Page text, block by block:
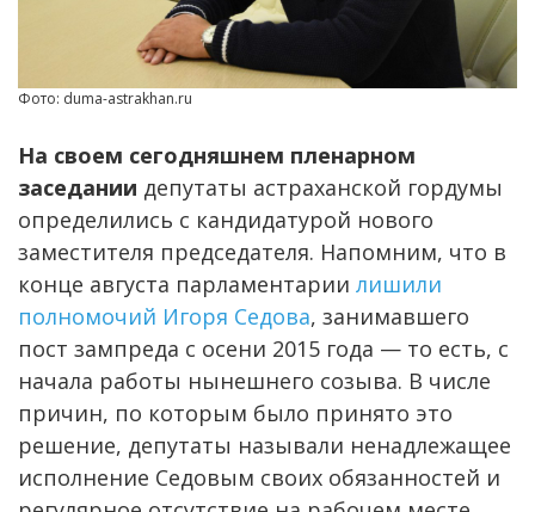
Фото: duma-astrakhan.ru
На своем сегодняшнем пленарном
заседании депутаты астраханской гордумы
определились с кандидатурой нового
заместителя председателя. Напомним, что в
конце августа парламентарии лишили
полномочий Игоря Седова, занимавшего
пост зампреда с осени 2015 года — то есть, с
начала работы нынешнего созыва. В числе
причин, по которым было принято это
решение, депутаты называли ненадлежащее
исполнение Седовым своих обязанностей и